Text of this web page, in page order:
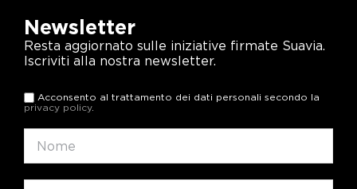
Newsletter
Resta aggiornato sulle iniziative firmate Suavia.
Iscriviti alla nostra newsletter.
Acconsento al trattamento dei dati personali secondo la
privacy policy.